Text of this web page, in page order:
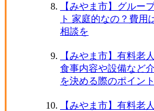
【みやま市】グルー
ト 家庭的なの？費用
相談を
【みやま市】有料老
食事内容や設備など
を決める際のポイント
【みやま市】有料老